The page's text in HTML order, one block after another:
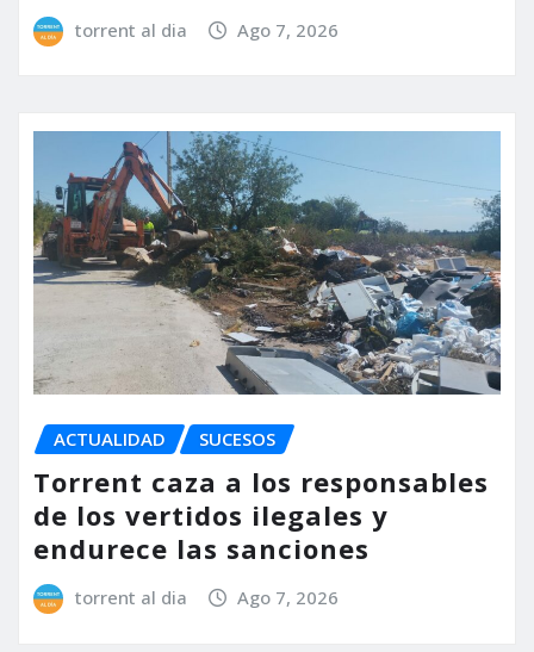
torrent al dia Ago 7, 2026
ACTUALIDAD SUCESOS
Torrent caza a los responsables
de los vertidos ilegales y
endurece las sanciones
torrent al dia Ago 7, 2026